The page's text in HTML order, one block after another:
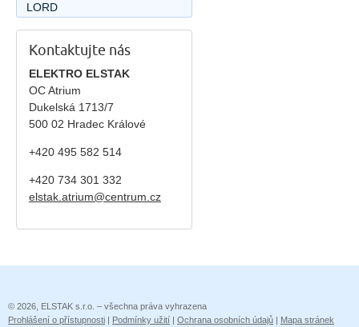
LORD
Kontaktujte nás
ELEKTRO ELSTAK
OC Atrium
Dukelská 1713/7
500 02 Hradec Králové
+420 495 582 514
+420 734 301 332
elstak.atrium@centrum.cz
© 2026, ELSTAK s.r.o. – všechna práva vyhrazena
Prohlášení o přístupnosti | Podmínky užití | Ochrana osobních údajů | Mapa stránek